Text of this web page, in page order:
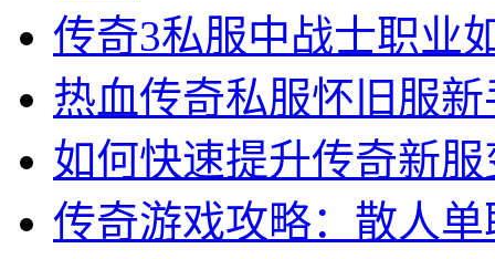
传奇3私服中战士职业
热血传奇私服怀旧服
如何快速提升传奇新
传奇游戏攻略：散人